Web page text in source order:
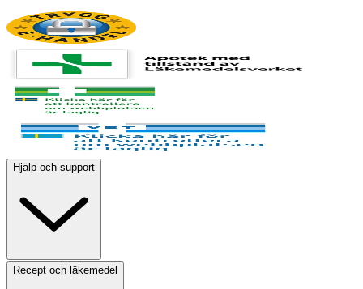
Hjälp och support
Recept och läkemedel